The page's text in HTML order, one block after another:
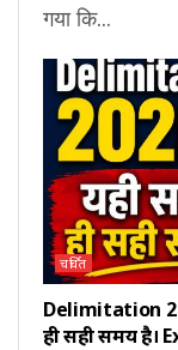
गया कि...
चर्चित
Delimitation
ही सही समय है।